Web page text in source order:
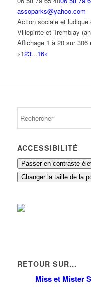
assoparks@yahoo.com
Action sociale et
Villepinte et Tremblay
Affichage 1 à 20 sur 306
«123...16»
ACCESSIBILITÉ
Passer en contraste
Changer la taille de la
RETOUR SUR…
Miss et Mister